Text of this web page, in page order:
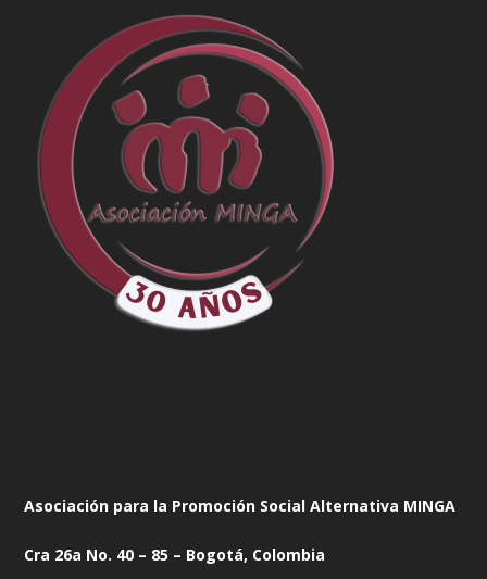
Asociación para la Promoción Social Alternativa MINGA
Cra 26a No. 40 – 85 – Bogotá, Colombia